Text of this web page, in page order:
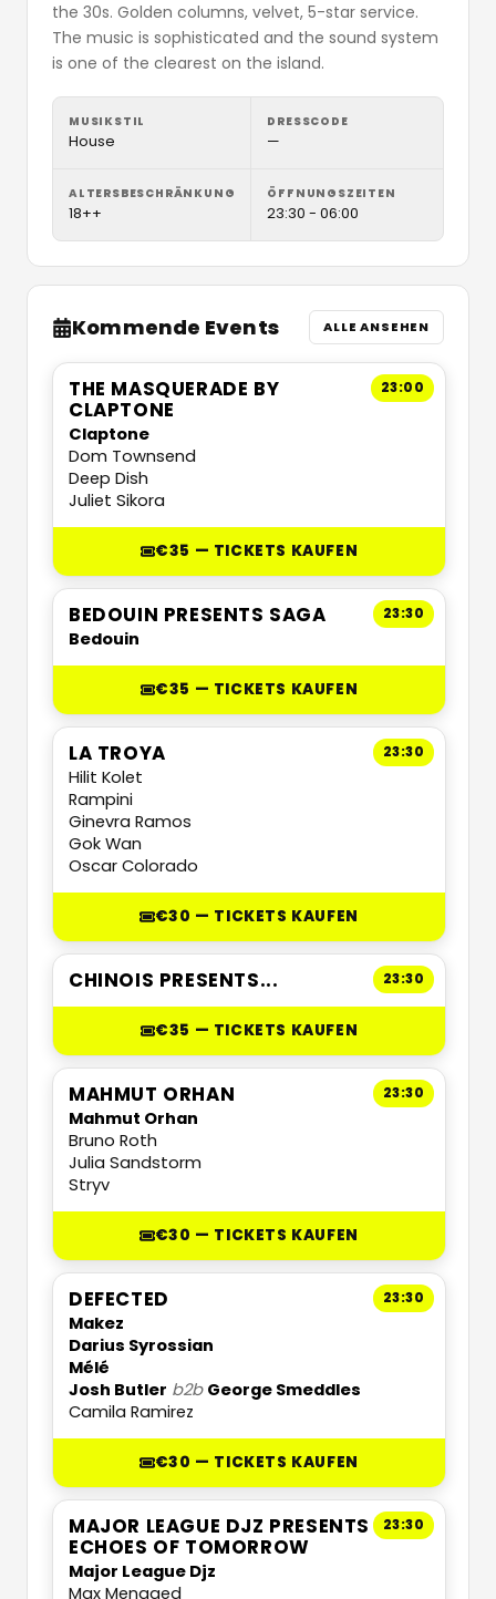
the 30s. Golden columns, velvet, 5-star service.
The music is sophisticated and the sound system
is one of the clearest on the island.
MUSIKSTIL
House
DRESSCODE
—
ALTERSBESCHRÄNKUNG
18++
ÖFFNUNGSZEITEN
23:30 - 06:00
Kommende Events ALLE ANSEHEN
23:00
THE MASQUERADE BY
CLAPTONE
Claptone
Dom Townsend
Deep Dish
Juliet Sikora
€35 — TICKETS KAUFEN
23:30
BEDOUIN PRESENTS SAGA
Bedouin
€35 — TICKETS KAUFEN
23:30
LA TROYA
Hilit Kolet
Rampini
Ginevra Ramos
Gok Wan
Oscar Colorado
€30 — TICKETS KAUFEN
23:30
CHINOIS PRESENTS...
€35 — TICKETS KAUFEN
23:30
MAHMUT ORHAN
Mahmut Orhan
Bruno Roth
Julia Sandstorm
Stryv
€30 — TICKETS KAUFEN
23:30
DEFECTED
Makez
Darius Syrossian
Mélé
Josh Butler b2b George Smeddles
Camila Ramirez
€30 — TICKETS KAUFEN
23:30
MAJOR LEAGUE DJZ PRESENTS
ECHOES OF TOMORROW
Major League Djz
Max Menaged